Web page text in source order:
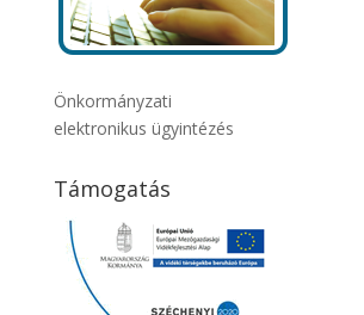
Önkormányzati
elektronikus ügyintézés
Támogatás